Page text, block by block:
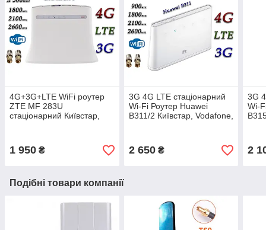
4G+3G+LTE WiFi роутер
ZTE MF 283U
стаціонарний Київстар,
1 950 ₴
3G 4G LTE стаціонарний
Wi-Fi Роутер Huawei
B311/2 Київстар, Vodafone,
2 650₴
3G
Wi-
2
Подібні товари компанії